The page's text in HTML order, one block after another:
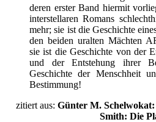
deren erster Band hiermit
interstellaren Romans
mehr; sie ist die Geschichte
den beiden uralten Mächten
sie ist die Geschichte von der
und der Entstehung ihrer
Geschichte der Menschheit
Bestimmung!
zitiert aus: Günter M.
Smith: Die